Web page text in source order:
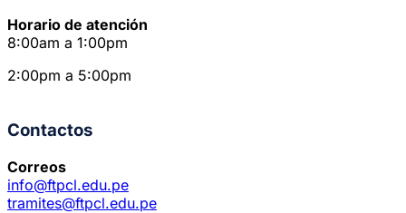
Horario de atención
8:00am a 1:00pm
2:00pm a 5:00pm
Contactos
Correos
info@ftpcl.edu.pe
tramites@ftpcl.edu.pe